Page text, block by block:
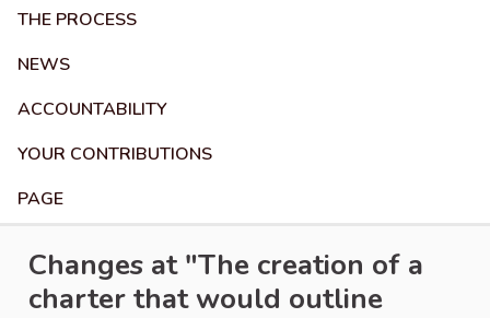
THE PROCESS
NEWS
ACCOUNTABILITY
YOUR CONTRIBUTIONS
PAGE
Changes at "The creation of a
charter that would outline